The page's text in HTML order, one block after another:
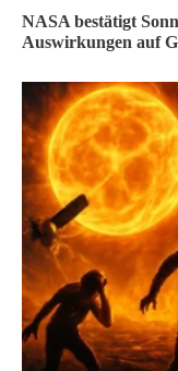
NASA bestätigt
Auswirkungen auf